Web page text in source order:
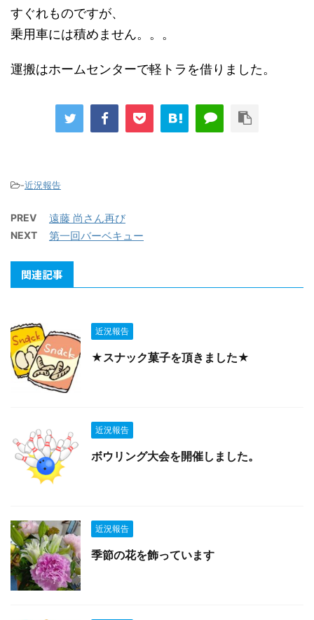
すぐれものですが、
乗用車には積めません。。。
運搬はホームセンターで軽トラを借りました。
-近況報告
PREV 遠藤 尚さん再び
NEXT 第一回バーベキュー
関連記事
近況報告
★スナック菓子を頂きました★
近況報告
ボウリング大会を開催しました。
近況報告
季節の花を飾っています